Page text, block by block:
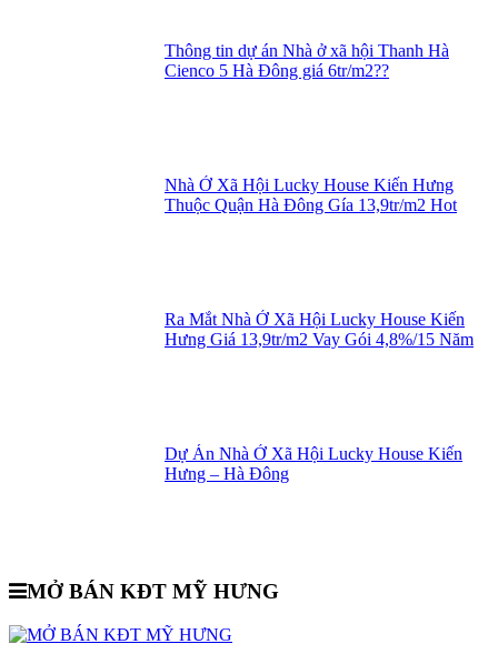
Thông tin dự án Nhà ở xã hội Thanh Hà
Cienco 5 Hà Đông giá 6tr/m2??
Nhà Ở Xã Hội Lucky House Kiến Hưng
Thuộc Quận Hà Đông Gía 13,9tr/m2 Hot
Ra Mắt Nhà Ở Xã Hội Lucky House Kiến
Hưng Giá 13,9tr/m2 Vay Gói 4,8%/15 Năm
Dự Án Nhà Ở Xã Hội Lucky House Kiến
Hưng – Hà Đông
MỞ BÁN KĐT MỸ HƯNG